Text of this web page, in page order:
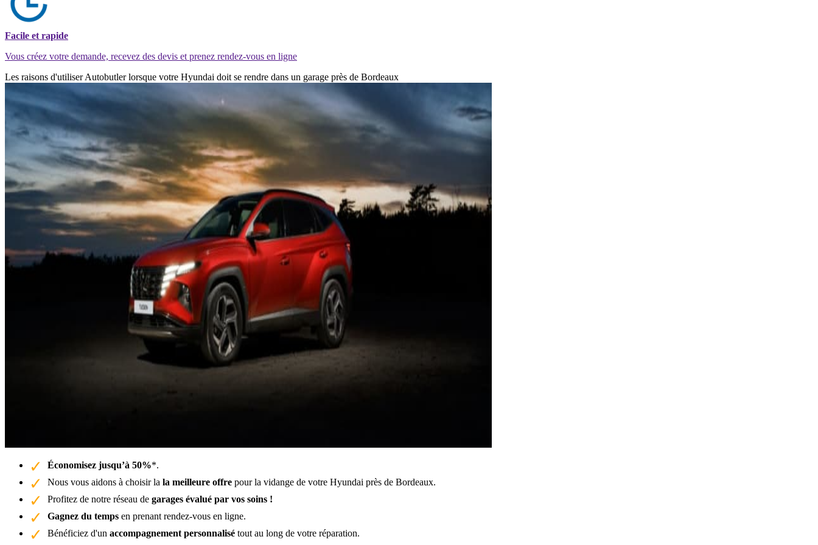
Facile et rapide
Vous créez votre demande, recevez des devis et prenez rendez-vous en ligne
Les raisons d'utiliser Autobutler lorsque votre Hyundai doit se rendre dans un garage près de Bordeaux
Économisez jusqu’à 50%*.
Nous vous aidons à choisir la la meilleure offre pour la vidange de votre Hyundai près de Bordeaux.
Profitez de notre réseau de garages évalué par vos soins !
Gagnez du temps en prenant rendez-vous en ligne.
Bénéficiez d'un accompagnement personnalisé tout au long de votre réparation.